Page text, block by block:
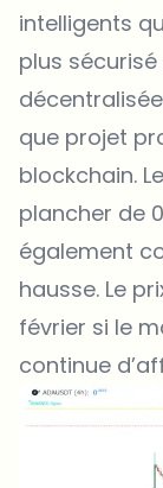
intelligents
plus
que projet
blockchain.
plancher de
également
hausse. Le
février si le
continue